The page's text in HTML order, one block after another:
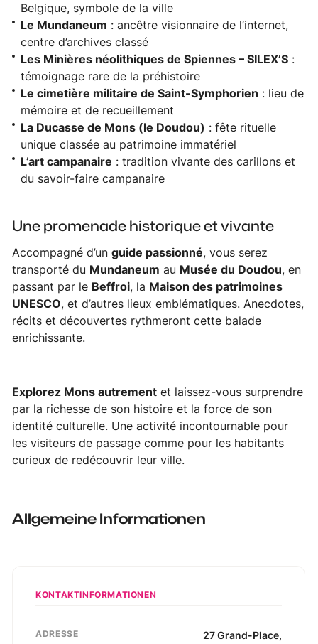
Belgique, symbole de la ville
Le Mundaneum : ancêtre visionnaire de l’internet,
centre d’archives classé
Les Minières néolithiques de Spiennes – SILEX’S :
témoignage rare de la préhistoire
Le cimetière militaire de Saint-Symphorien : lieu de
mémoire et de recueillement
La Ducasse de Mons (le Doudou) : fête rituelle
unique classée au patrimoine immatériel
L’art campanaire : tradition vivante des carillons et
du savoir-faire campanaire
Une promenade historique et vivante
Accompagné d’unguide passionné, vous serez
transporté du Mundaneum au Musée du Doudou, en
passant par le Beffroi, la Maison des patrimoines
UNESCO, et d’autres lieux emblématiques. Anecdotes,
récits et découvertes rythmeront cette balade
enrichissante.
Explorez Mons autrement et laissez-vous surprendre
par la richesse de son histoire et la force de son
identité culturelle. Une activité incontournable pour
les visiteurs de passage comme pour les habitants
curieux de redécouvrir leur ville.
Allgemeine Informationen
KONTAKTINFORMATIONEN
ADRESSE 27 Grand-Place,